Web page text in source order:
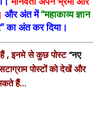
और अंत में“महाकाव्य ज्ञान
का अंत कर दिया।
हैं , इनमे से कुछ पोस्ट“नए
पोस्टों को देखें और
हैं…